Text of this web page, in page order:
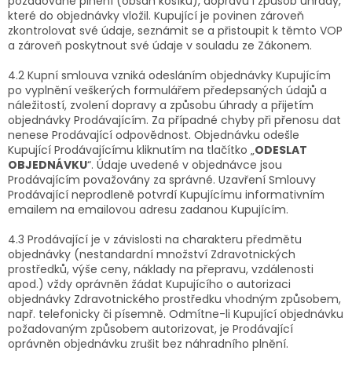
které do objednávky vložil. Kupující je povinen zároveň
zkontrolovat své údaje, seznámit se a přistoupit k těmto VOP
a zároveň poskytnout své údaje v souladu ze Zákonem.
4.2 Kupní smlouva vzniká odesláním objednávky Kupujícím
po vyplnění veškerých formulářem předepsaných údajů a
náležitostí, zvolení dopravy a způsobu úhrady a přijetím
objednávky Prodávajícím. Za případné chyby při přenosu dat
nenese Prodávající odpovědnost. Objednávku odešle
Kupující Prodávajícímu kliknutím na tlačítko „ODESLAT
OBJEDNÁVKU“. Údaje uvedené v objednávce jsou
Prodávajícím považovány za správné. Uzavření Smlouvy
Prodávající neprodleně potvrdí Kupujícímu informativním
emailem na emailovou adresu zadanou Kupujícím.
4.3 Prodávající je v závislosti na charakteru předmětu
objednávky (nestandardní množství Zdravotnických
prostředků, výše ceny, náklady na přepravu, vzdálenosti
apod.) vždy oprávněn žádat Kupujícího o autorizaci
objednávky Zdravotnického prostředku vhodným způsobem,
např. telefonicky či písemně. Odmítne-li Kupující objednávku
požadovaným způsobem autorizovat, je Prodávající
oprávněn objednávku zrušit bez náhradního plnění.